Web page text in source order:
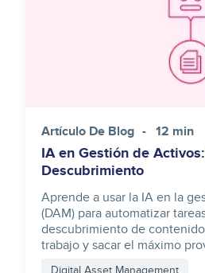
Artículo De Blog 12 min
IA en Gestión de
Descubrimiento
Aprende a usar la IA en la
(DAM) para automatizar
descubrimiento de
trabajo y sacar el máximo
Digital Asset Management